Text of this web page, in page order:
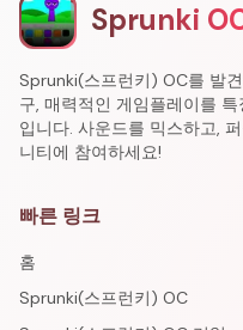
Sprunki
Sprunki(스프런키) OC를 발
구, 매력적인 게임플레이를
입니다. 사운드를 믹스하고,
니티에 참여하세요!
빠른 링크
홈
Sprunki(스프런키) OC